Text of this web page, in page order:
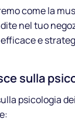
come la
nel tuo
e
sulla
psicologia